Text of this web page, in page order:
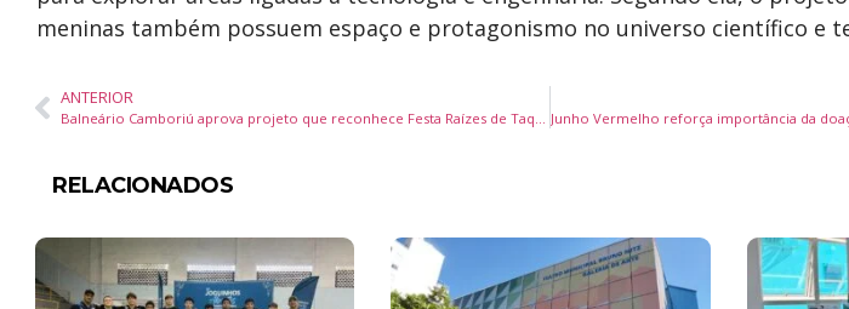
meninas também possuem espaço e protagonismo no universo científico e
ANTERIOR
Balneário Camboriú aprova projeto que reconhece Festa Raízes de Taquaras como patrimônio cultural imaterial
RELACIONADOS